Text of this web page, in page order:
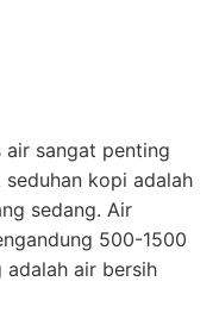
air sangat penting
kopi adalah
sedang. Air
500-1500
adalah air bersih